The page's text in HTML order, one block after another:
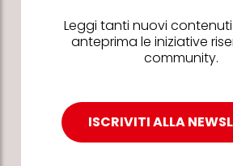
Leggi tanti nuovi
anteprima le iniziative
community.
ISCRIVITI ALLA